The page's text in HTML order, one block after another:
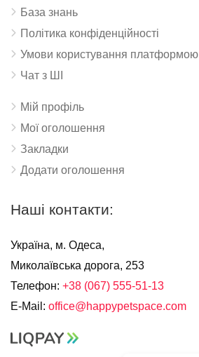
База знань
Політика конфіденційності
Умови користування платформою
Чат з ШІ
Мій профіль
Мої оголошення
Закладки
Додати оголошення
Наші контакти:
Україна, м. Одеса,
Миколаївська дорога, 253
Телефон: +38 (067) 555-51-13
E-Mail: office@happypetspace.com